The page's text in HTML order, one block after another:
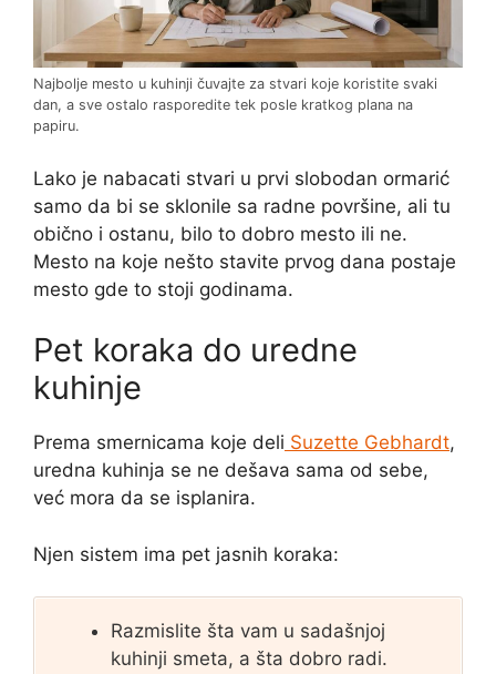
Najbolje mesto u kuhinji čuvajte za stvari koje koristite svaki
dan, a sve ostalo rasporedite tek posle kratkog plana na
papiru.
Lako je nabacati stvari u prvi slobodan ormarić
samo da bi se sklonile sa radne površine, ali tu
obično i ostanu, bilo to dobro mesto ili ne.
Mesto na koje nešto stavite prvog dana postaje
mesto gde to stoji godinama.
Pet koraka do uredne
kuhinje
Prema smernicama koje deli Suzette Gebhardt,
uredna kuhinja se ne dešava sama od sebe,
već mora da se isplanira.
Njen sistem ima pet jasnih koraka:
Razmislite šta vam u sadašnjoj
kuhinji smeta, a šta dobro radi.